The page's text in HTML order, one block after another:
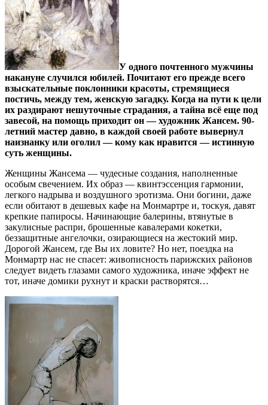
У одного почтенного мужчины
накануне случился юбилей. Почитают его прежде всего
взыскательные поклонники красоты, стремящиеся
постичь, между тем, женскую загадку. Когда на пути к цели
их раздирают нешуточные страдания, а тайна всё еще под
завесой, на помощь приходит он — художник Жансем. 90-
летний мастер давно, в каждой своей работе вывернул
наизнанку или оголил — кому как нравится — истинную
суть женщины.
Женщины Жансема — чудесные создания, наполненные
особым свечением. Их образ — квинтэссенция гармонии,
легкого надрыва и воздушного эротизма. Они богини, даже
если обитают в дешевых кафе на Монмартре и, тоскуя, давят
крепкие папиросы. Начинающие балерины, втянутые в
закулисные распри, брошенные кавалерами кокетки,
беззащитные ангелочки, озирающиеся на жестокий мир.
Дорогой Жансем, где Вы их ловите? Но нет, поездка на
Монмартр нас не спасет: живописность парижских районов
следует видеть глазами самого художника, иначе эффект не
тот, иначе домики рухнут и краски растворятся…